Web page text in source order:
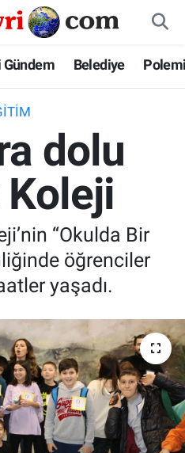
Gündem Belediye
dolu
Koleji
“Okulda Bir
öğrenciler
yaşadı.
Haritası